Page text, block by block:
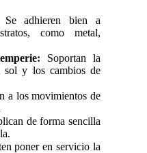
Se adhieren bien a
como metal,
Soportan la
y los cambios de
a los movimientos de
de forma sencilla
poner en servicio la